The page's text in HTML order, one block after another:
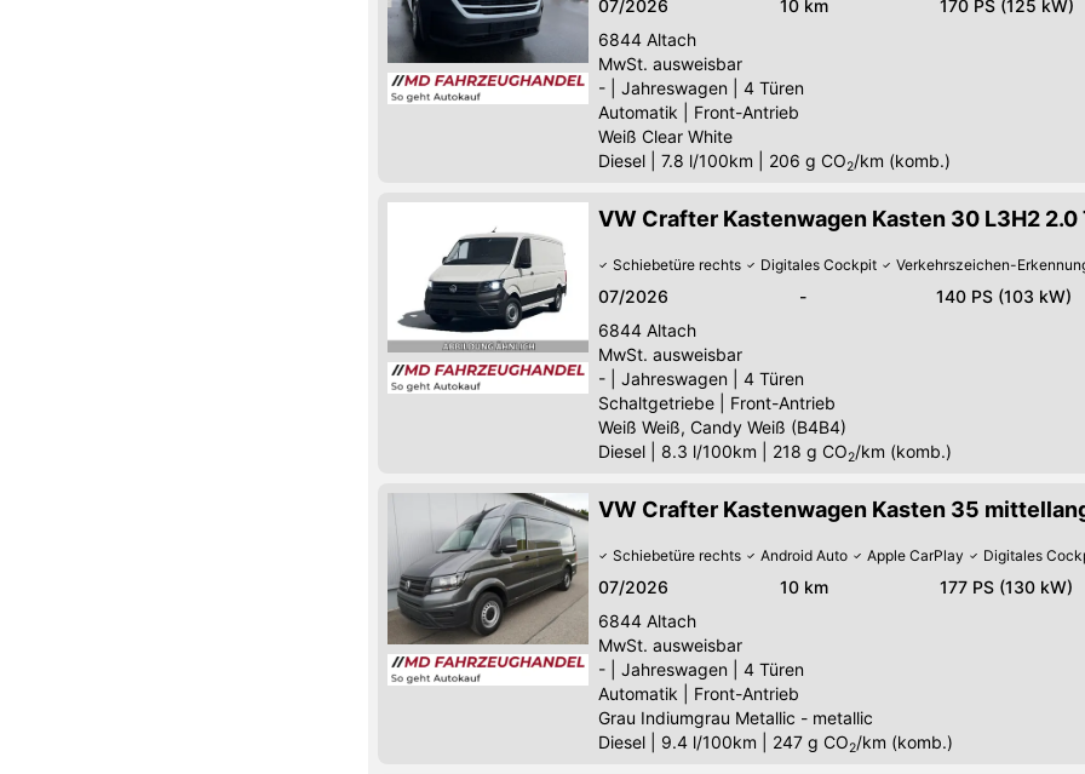
07/2026 10 km 170 PS (125 kW)
6844 Altach
MwSt. ausweisbar
-
Jahreswagen
4 Türen
Automatik
Front-Antrieb
Weiß Clear White
Diesel
7.8 l/100km 206 g CO2/km (komb.)
VW Crafter Kastenwagen Kasten 30 L3H2 2.0
Schiebetüre rechts Digitales Cockpit Verkehrszeichen-
07/2026 - 140 PS (103 kW)
6844 Altach
MwSt. ausweisbar
-
Jahreswagen
4 Türen
Schaltgetriebe
Front-Antrieb
Weiß Weiß, Candy Weiß (B4B4)
Diesel
8.3 l/100km 218 g CO2/km (komb.)
VW Crafter Kastenwagen Kasten 35
Schiebetüre rechts Android Auto Apple CarPlay Digitales
07/2026 10 km 177 PS (130 kW)
6844 Altach
MwSt. ausweisbar
-
Jahreswagen
4 Türen
Automatik
Front-Antrieb
Grau Indiumgrau Metallic - metallic
Diesel
9.4 l/100km 247 g CO2/km (komb.)